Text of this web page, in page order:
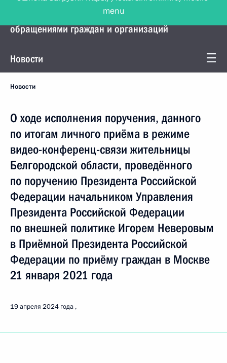
Управление Президента по работе с
обращениями граждан и организаций
Новости
Новости
О ходе исполнения поручения, данного
по итогам личного приёма в режиме
видео-конференц-связи жительницы
Белгородской области, проведённого
по поручению Президента Российской
Федерации начальником Управления
Президента Российской Федерации
по внешней политике Игорем Неверовым
в Приёмной Президента Российской
Федерации по приёму граждан в Москве
21 января 2021 года
19 апреля 2024 года
menu